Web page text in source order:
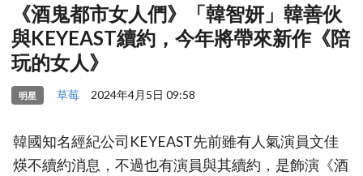
《酒鬼都市女人們》「韓智妍」韓善伙
與KEYEAST續約，今年將帶來新作《陪
玩的女人》
明星 草莓 2024年4月5日 09:58
韓國知名經紀公司KEYEAST先前雖有人氣演員文佳
煐不續約消息，不過也有演員與其續約，是飾演《酒